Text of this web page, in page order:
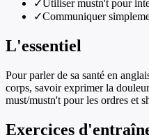
✓Utiliser mustn't pour
✓Communiquer
L'essentiel
Pour parler de sa santé en
corps, savoir exprimer la
must/mustn't pour les ordres et
Exercices